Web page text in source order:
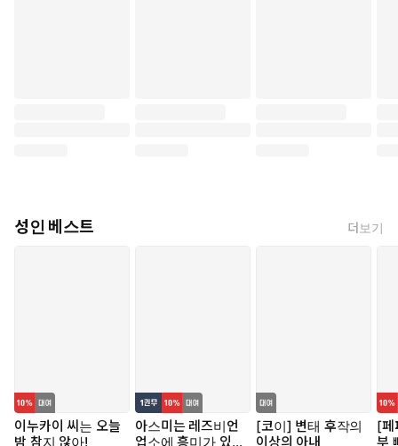
성인 베스트 더보기
이누카이 씨는 오늘
밤 참지 않아!
아스미는 레즈비언
업소에 흥미가 있습
[코이] 변태 후작의
이상의 아내
[페
부